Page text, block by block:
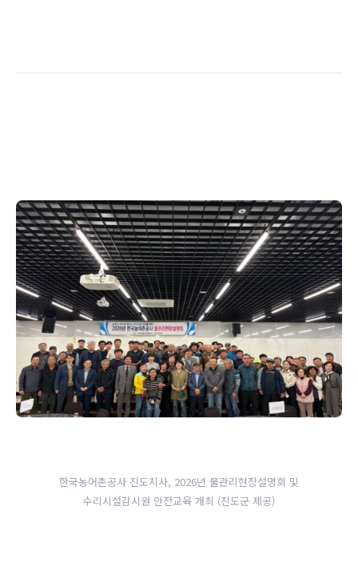
한국농어촌공사 진도지사, 2026년 물관리현장설명회 및
수리시설감시원 안전교육 개최 (진도군 제공)